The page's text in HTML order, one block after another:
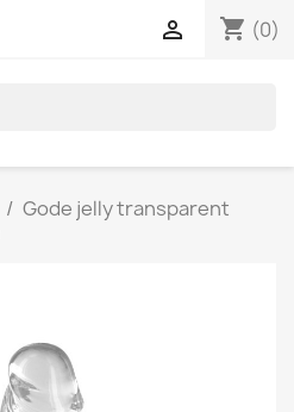
shopping_cart (0)

Gode jelly transparent